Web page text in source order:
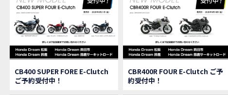
MOVIE 【アフ
MOVIE 【女子
MOVIE 【
MOVIE
MOVIE 【鈴鹿
【祝
CB400 SUPER FORE E-Clutch
ご予約受付中！
CBR400R FOUR E-Clutch ご予
約受付中！